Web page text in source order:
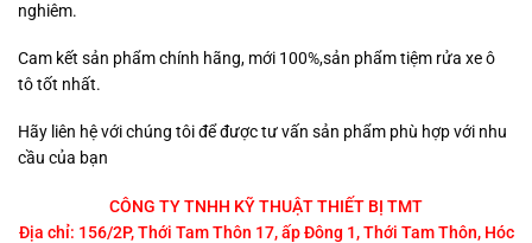
nghiêm.
Cam kết sản phẩm chính hãng, mới 100%,sản phẩm tiệm rửa xe ô
tô tốt nhất.
Hãy liên hệ với chúng tôi để được tư vấn sản phẩm phù hợp với nhu
cầu của bạn
CÔNG TY TNHH KỸ THUẬT THIẾT BỊ TMT
Địa chỉ: 156/2P, Thới Tam Thôn 17, ấp Đông 1, Thới Tam Thôn, Hóc